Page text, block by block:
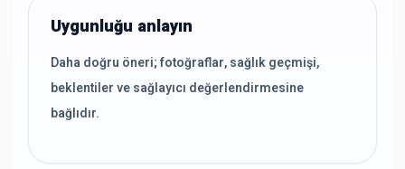
Uygunluğu anlayın
Daha doğru öneri; fotoğraflar, sağlık geçmişi,
beklentiler ve sağlayıcı değerlendirmesine
bağlıdır.